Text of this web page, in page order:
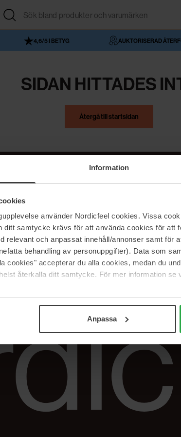
Information
använder Nordicfeel cookies. Vissa
ditt samtycke krävs för att använda cookies för att
relevant och anpassat innehåll/annonser samt för
behandling av personuppgifter). Data som
cookies" accepterar du alla cookies, medan du
återkalla ditt samtycke. För mer information se
Anpassa
4,6/5 I BETYG AUKTORISERAD
SIDAN HITTADES
Återgå till startsidan
NordicFeel
Vår butik
Våra varumärken
Jobba hos oss
Samarbeta med oss
The Beauty Edit
Hjälp
FAQ